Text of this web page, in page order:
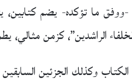
-ووفق ما تؤكده- يضم
الراشدين”، كزمن مثالي،
وكذلك الجزئين